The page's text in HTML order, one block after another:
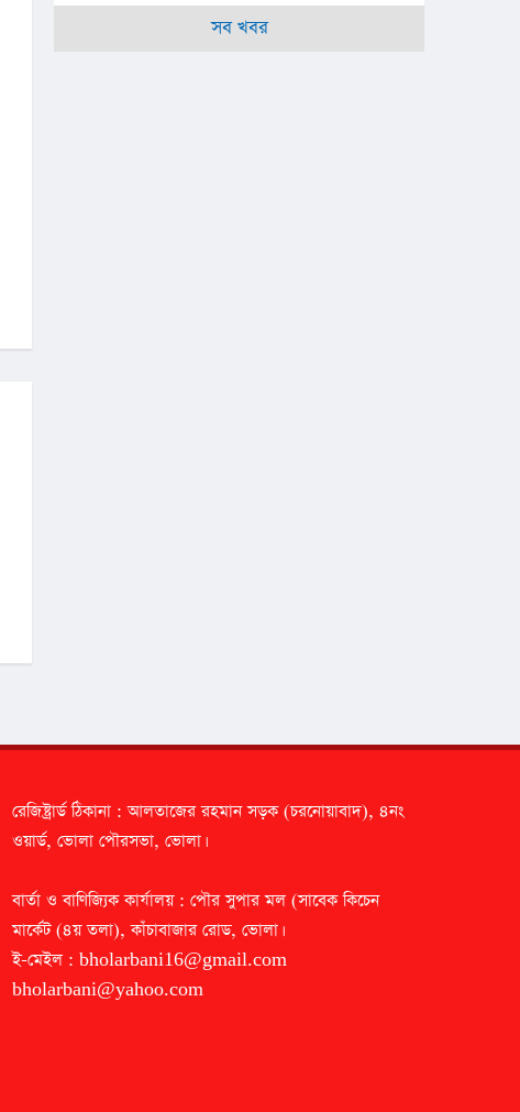
সব খবর
রেজিষ্ট্রার্ড ঠিকানা : আলতাজের রহমান সড়ক (চরনোয়াবাদ), ৪নং
ওয়ার্ড, ভোলা পৌরসভা, ভোলা।
বার্তা ও বাণিজ্যিক কার্যালয় : পৌর সুপার মল (সাবেক কিচেন
মার্কেট (৪য় তলা), কাঁচাবাজার রোড, ভোলা।
ই-মেইল :bholarbani16@gmail.com
bholarbani@yahoo.com